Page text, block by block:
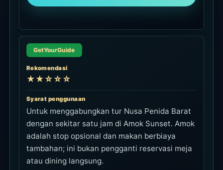
GetYourGuide
Rekomendasi
★★☆☆☆
Syarat penggunaan
Untuk menggabungkan tur Nusa Penida Barat
dengan sekitar satu jam di Amok Sunset. Amok
adalah stop opsional dan makan berbiaya
tambahan; ini bukan pengganti reservasi meja
atau dining langsung.